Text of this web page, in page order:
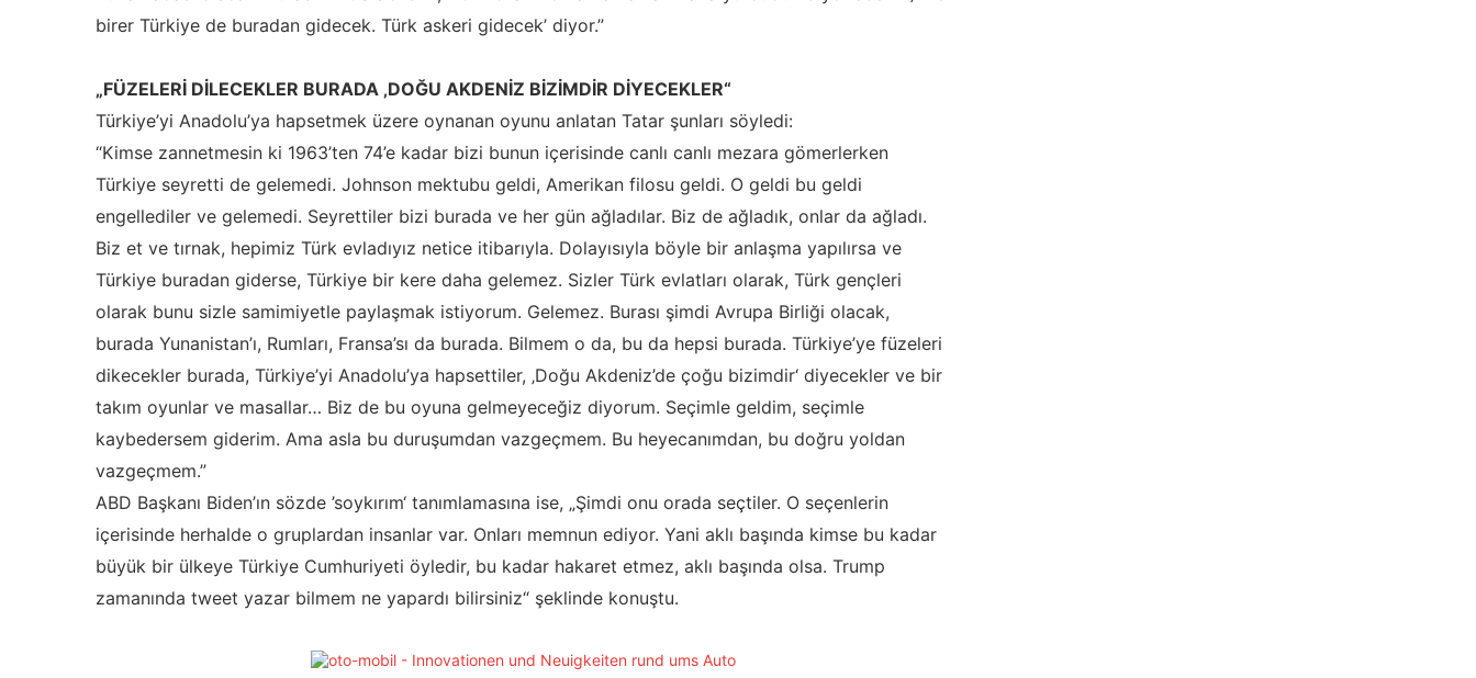
birer Türkiye de buradan gidecek. Türk askeri gidecek’ diyor.”
„FÜZELERİ DİLECEKLER BURADA ‚DOĞU AKDENİZ BİZİMDİR DİYECEKLER“
Türkiye’yi Anadolu’ya hapsetmek üzere oynanan oyunu anlatan Tatar şunları söyledi:
“Kimse zannetmesin ki 1963’ten 74’e kadar bizi bunun içerisinde canlı canlı mezara gömerlerken
Türkiye seyretti de gelemedi. Johnson mektubu geldi, Amerikan filosu geldi. O geldi bu geldi
engellediler ve gelemedi. Seyrettiler bizi burada ve her gün ağladılar. Biz de ağladık, onlar da ağladı.
Biz et ve tırnak, hepimiz Türk evladıyız netice itibarıyla. Dolayısıyla böyle bir anlaşma yapılırsa ve
Türkiye buradan giderse, Türkiye bir kere daha gelemez. Sizler Türk evlatları olarak, Türk gençleri
olarak bunu sizle samimiyetle paylaşmak istiyorum. Gelemez. Burası şimdi Avrupa Birliği olacak,
burada Yunanistan’ı, Rumları, Fransa’sı da burada. Bilmem o da, bu da hepsi burada. Türkiye’ye füzeleri
dikecekler burada, Türkiye’yi Anadolu’ya hapsettiler, ‚Doğu Akdeniz’de çoğu bizimdir‘ diyecekler ve bir
takım oyunlar ve masallar… Biz de bu oyuna gelmeyeceğiz diyorum. Seçimle geldim, seçimle
kaybedersem giderim. Ama asla bu duruşumdan vazgeçmem. Bu heyecanımdan, bu doğru yoldan
vazgeçmem.”
ABD Başkanı Biden’ın sözde ’soykırım‘ tanımlamasına ise, „Şimdi onu orada seçtiler. O seçenlerin
içerisinde herhalde o gruplardan insanlar var. Onları memnun ediyor. Yani aklı başında kimse bu kadar
büyük bir ülkeye Türkiye Cumhuriyeti öyledir, bu kadar hakaret etmez, aklı başında olsa. Trump
zamanında tweet yazar bilmem ne yapardı bilirsiniz“ şeklinde konuştu.